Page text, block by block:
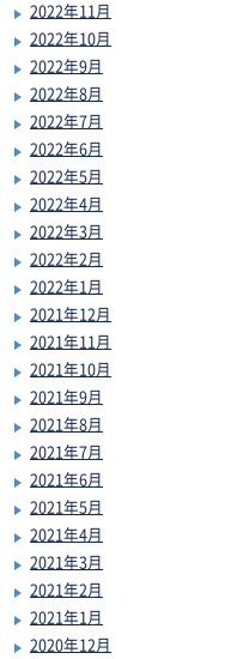
2022年11月
2022年10月
2022年9月
2022年8月
2022年7月
2022年6月
2022年5月
2022年4月
2022年3月
2022年2月
2022年1月
2021年12月
2021年11月
2021年10月
2021年9月
2021年8月
2021年7月
2021年6月
2021年5月
2021年4月
2021年3月
2021年2月
2021年1月
2020年12月